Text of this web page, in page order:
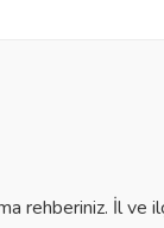
rehberiniz. İl ve